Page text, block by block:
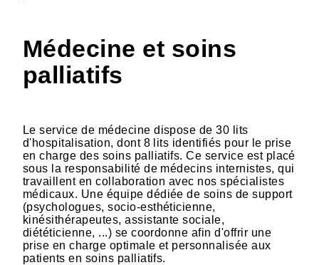
Médecine et soins
palliatifs
Le service de médecine dispose de 30 lits
d'hospitalisation, dont 8 lits identifiés pour le prise
en charge des soins palliatifs. Ce service est placé
sous la responsabilité de médecins internistes, qui
travaillent en collaboration avec nos spécialistes
médicaux. Une équipe dédiée de soins de support
(psychologues, socio-esthéticienne,
kinésithérapeutes, assistante sociale,
diététicienne, ...) se coordonne afin d'offrir une
prise en charge optimale et personnalisée aux
patients en soins palliatifs.